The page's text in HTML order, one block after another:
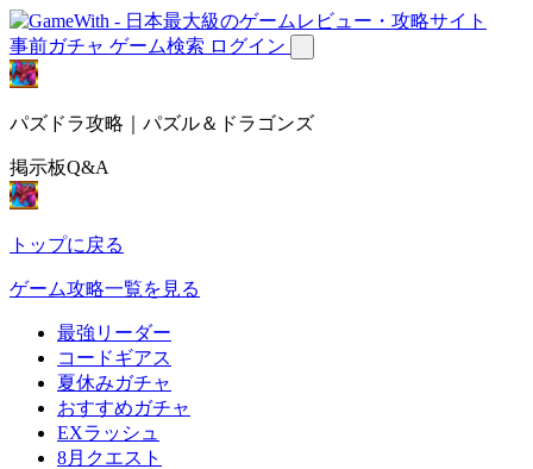
事前ガチャ ゲーム検索 ログイン
パズドラ攻略｜パズル＆ドラゴンズ
掲示板Q&A
トップに戻る
ゲーム攻略一覧を見る
最強リーダー
コードギアス
夏休みガチャ
おすすめガチャ
EXラッシュ
8月クエスト